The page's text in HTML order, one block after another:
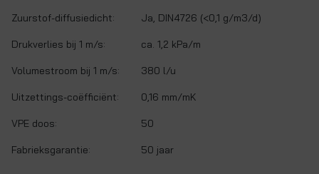
Zuurstof-diffusiedicht: Ja, DIN4726 (<0,1 g/m3/d)
Drukverlies bij 1 m/s: ca. 1,2 kPa/m
Volumestroom bij 1 m/s: 380 l/u
Uitzettings-coëfficiënt: 0,16 mm/mK
VPE doos: 50
Fabrieksgarantie: 50 jaar